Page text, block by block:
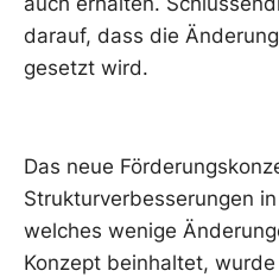
darauf, dass die
gesetzt wird.
Das neue
Strukturverbesserungen
welches wenige
Konzept beinhaltet,